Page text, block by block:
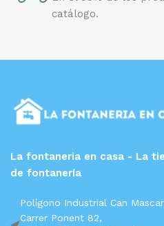
catálogo.
La fontaneria en casa - La
de fontanería
Polígono Industrial Can
Carrer Ponent 82,